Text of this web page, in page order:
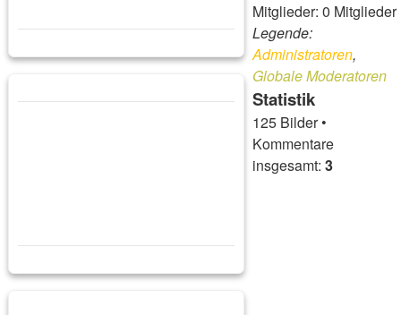
Mitglieder: 0 Mitglieder
Legende:
Administratoren,
Globale Moderatoren
Statistik
125 Bilder •
Kommentare
insgesamt: 3